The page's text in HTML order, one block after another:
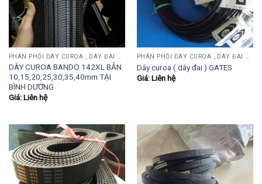
PHÂN PHỐI DÂY CUROA , DÂY ĐAI OPTIBEIT, MITSUBOSHI, BANDO, MITSUBA, SANWU....
DÂY CUROA BANDO 142XL BẢN
10,15,20,25,30,35,40mm TẠI
BÌNH DƯƠNG
Giá: Liên hệ
PHÂN PHỐI DÂY CUROA , DÂY ĐAI OPTIBEIT, MITSUBOSHI, BANDO, MITSUBA, SANWU....
Dây curoa ( dây đai ) GATES
Giá: Liên hệ